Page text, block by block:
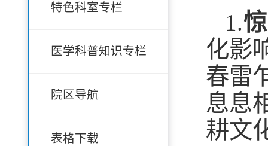
特色科室专栏
医学科普知识专栏
院区导航
表格下载
1.
化影
春雷
息息
耕文